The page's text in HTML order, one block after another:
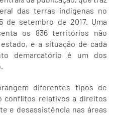
das terras indígenas no
de setembro de 2017. Uma
os 836 territórios não
e a situação de cada
demarcatório é um dos
diferentes tipos de
conflitos relativos a direitos
e desassistência nas áreas